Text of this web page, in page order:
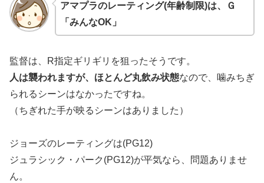
アマプラのレーティング(年齢制限)は、Ｇ
「みんなOK」
監督は、R指定ギリギリを狙ったそうです。
人は襲われますが、ほとんど丸飲み状態なので、噛みちぎ
られるシーンはなかったですね。
（ちぎれた手が映るシーンはありました）
ジョーズのレーティングは(PG12)
ジュラシック・パーク(PG12)が平気なら、問題ありませ
ん。